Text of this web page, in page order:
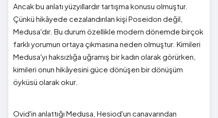
Ancak bu anlatı yüzyıllardır tartışma konusu olmuştur.
Çünkü hikâyede cezalandırılan kişi Poseidon değil,
Medusa'dır. Bu durum özellikle modern dönemde birçok
farklı yorumun ortaya çıkmasına neden olmuştur. Kimileri
Medusa'yı haksızlığa uğramış bir kadın olarak görürken,
kimileri onun hikâyesini güce dönüşen bir dönüşüm
öyküsü olarak okur.
Ovid'in anlattığı Medusa, Hesiod'un canavarından